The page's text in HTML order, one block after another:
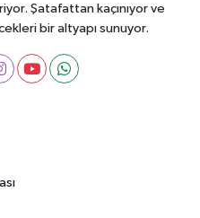
Şatafattan kaçınıyor ve
bir altyapı sunuyor.